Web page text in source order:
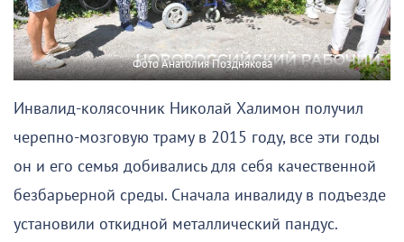
Фото Анатолия Позднякова
Инвалид-колясочник Николай Халимон получил
черепно-мозговую траму в 2015 году, все эти годы
он и его семья добивались для себя качественной
безбарьерной среды. Сначала инвалиду в подъезде
установили откидной металлический пандус.